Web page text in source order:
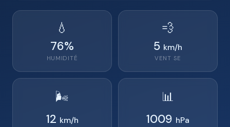
💧
76%
HUMIDITÉ
💨
5 km/h
VENT SE
🌬️
12 km/h
📊
1009 hPa